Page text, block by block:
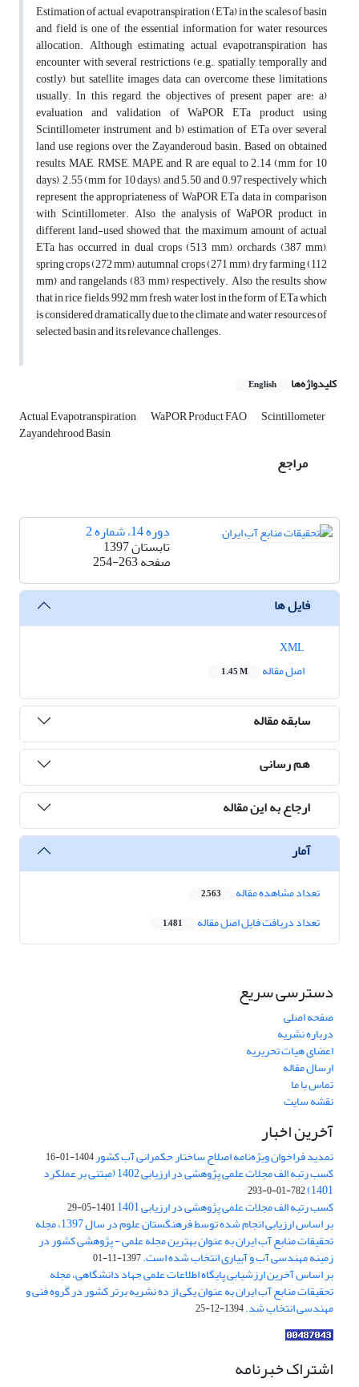
Estimation of actual evapotranspiration (ETa) in the scales of basin
and field is one of the essential information for water resources
allocation. Although estimating actual evapotranspiration has
encounter with several restrictions (e.g., spatially, temporally and
costly), but satellite images data can overcome these limitations
usually. In this regard, the objectives of present paper are: a)
evaluation and validation of WaPOR ETa product using
Scintillometer instrument and, b) estimation of ETa over several
land use regions over the Zayanderoud basin. Based on obtained
results, MAE, RMSE, MAPE and R are equal to 2.14 (mm for 10
days), 2.55 (mm for 10 days), and 5.50 and 0.97 respectively which
represent the appropriateness of WaPOR ETa data in comparison
with Scintillometer. Also, the analysis of WaPOR product in
different land-used showed that, the maximum amount of actual
ETa has occurred in dual crops (513 mm), orchards (387 mm),
spring crops (272 mm), autumnal crops (271 mm), dry farming (112
mm) and rangelands (83 mm) respectively. Also the results show
that in rice fields, 992 mm fresh water lost in the form of ETa which
is considered dramatically due to the climate and water resources of
selected basin and its relevance challenges.
کلیدواژه‌ها English
Actual Evapotranspiration WaPOR Product FAO Scintillometer
Zayandehrood Basin
مراجع
دوره 14، شماره 2
تابستان 1397
صفحه254-263
فایل ها
اصل مقاله
1.45 M
سابقه مقاله
هم رسانی
ارجاع به این مقاله
آمار
تعداد مشاهده مقاله 2,563
تعداد دریافت فایل اصل مقاله 1,481
دسترسی سریع
صفحه اصلی
درباره نشریه
اعضای هیات تحریریه
ارسال مقاله
تماس با ما
نقشه سایت
آخرین اخبار
تمدید فراخوان ویژه‌نامه اصلاح ساختار حکمرانی آب کشور1404-01-16
کسب رتبه الف مجلات علمی پژوهشی در ارزیابی 1402 (مبتنی بر عملکرد
1401)
782-01-0-293
کسب رتبه الف مجلات علمی پژوهشی در ارزیابی 1401 1401-05-29
بر اساس ارزیابی انجام شده توسط فرهنگستان علوم در سال 1397، مجله
تحقیقات منابع آب ایران به عنوان بهترین مجله علمی - پژوهشی کشور در
زمینه مهندسی آب و آبیاری انتخاب شده است.1397-11-01
بر اساس آخرین ارزشیابی پایگاه اطلاعات علمی جهاد دانشگاهی، مجله
تحقیقات منابع آب ایران به عنوان یکی از ده نشریه برتر کشور در گروه فنی و
مهندسی انتخاب شد.1394-12-25
اشتراک خبرنامه